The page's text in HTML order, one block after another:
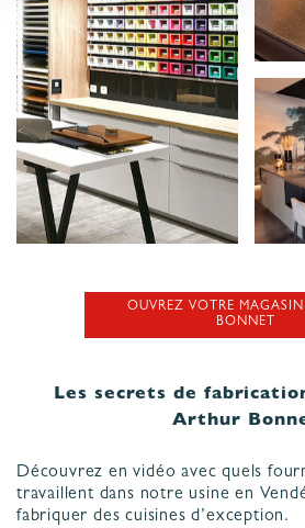
OUVREZ VOTRE
BONNET
Les secrets de
Arthur
Découvrez en vidéo avec quels
travaillent dans notre usine en
fabriquer des cuisines d’exception.